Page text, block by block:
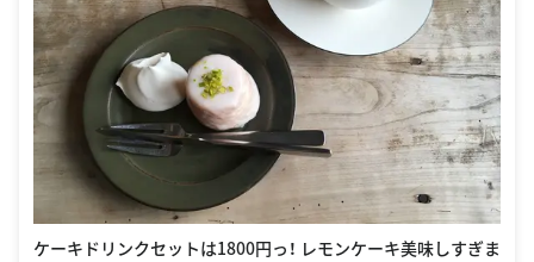
ケーキドリンクセットは1800円っ！ レモンケーキ美味しすぎま